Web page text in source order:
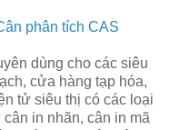
phân tích CAS
dùng cho các siêu
cửa hàng tạp hóa,
tử siêu thị có các loại
in nhãn, cân in mã